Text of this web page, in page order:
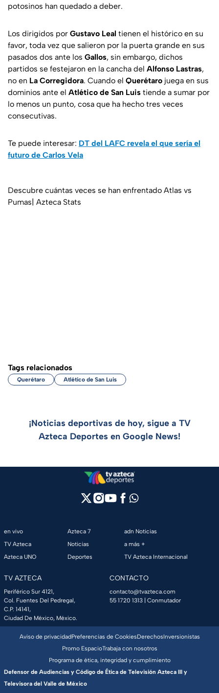
potosinos han quedado a deber.
Los dirigidos por Gustavo Leal tienen el histórico en su
favor, toda vez que salieron por la puerta grande en sus
pasados dos ante los Gallos, sin embargo, dichos
partidos se festejaron en la cancha del Alfonso Lastras,
no en La Corregidora. Cuando el Querétaro juega en sus
dominios ante el Atlético de San Luis tiende a sumar por
lo menos un punto, cosa que ha hecho tres veces
consecutivas.
Te puede interesar: DT del LAFC revela el que sería el
futuro de Carlos Vela
Descubre cuántas veces se han enfrentado Atlas vs
Pumas| Azteca Stats
Tags relacionados
Querétaro Atlético de San Luis
¡Noticias deportivas de hoy, sigue a TV
Azteca Deportes en Google News!
en vivo
TV Azteca
Azteca UNO
Azteca 7
Noticias
Deportes
adn Noticias
a más +
TV Azteca Internacional
TV AZTECA
Periférico Sur 4121,
Col. Fuentes Del Pedregal,
C.P. 14141,
Ciudad De México, México.
CONTACTO
contacto@tvazteca.com
55 1720 1313 | Conmutador
Aviso de privacidadPreferencias de CookiesDerechosInversionistas
Promo EspacioTrabaja con nosotros
Programa de ética, integridad y cumplimiento
Defensor de Audiencias y Código de Ética de Televisión Azteca III y
Televisora del Valle de México